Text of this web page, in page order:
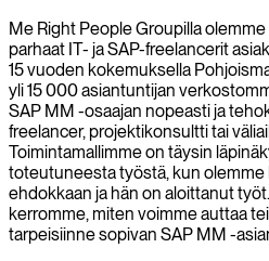
Me Right People Groupilla
parhaat IT- ja SAP-freelancerit
15 vuoden kokemuksella
yli 15 000 asiantuntijan
SAP MM -osaajan nopeasti ja
freelancer, projektikonsultti tai
Toimintamallimme on täysin
toteutuneesta työstä, kun
ehdokkaan ja hän on aloittanut
kerromme, miten voimme auttaa
tarpeisiinne sopivan SAP MM -